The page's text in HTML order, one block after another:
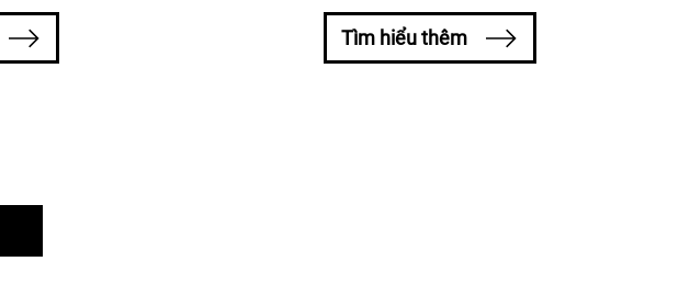
Tìm hiểu thêm
1800 58 58 33
1800 54 54 85